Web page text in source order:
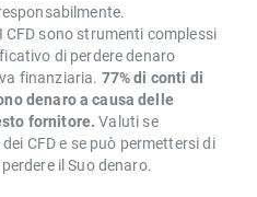
CFD sono strumenti complessi
di perdere denaro
finanziaria. 77% di conti di
denaro a causa delle
fornitore. Valuti se
CFD e se può permettersi di
il Suo denaro.